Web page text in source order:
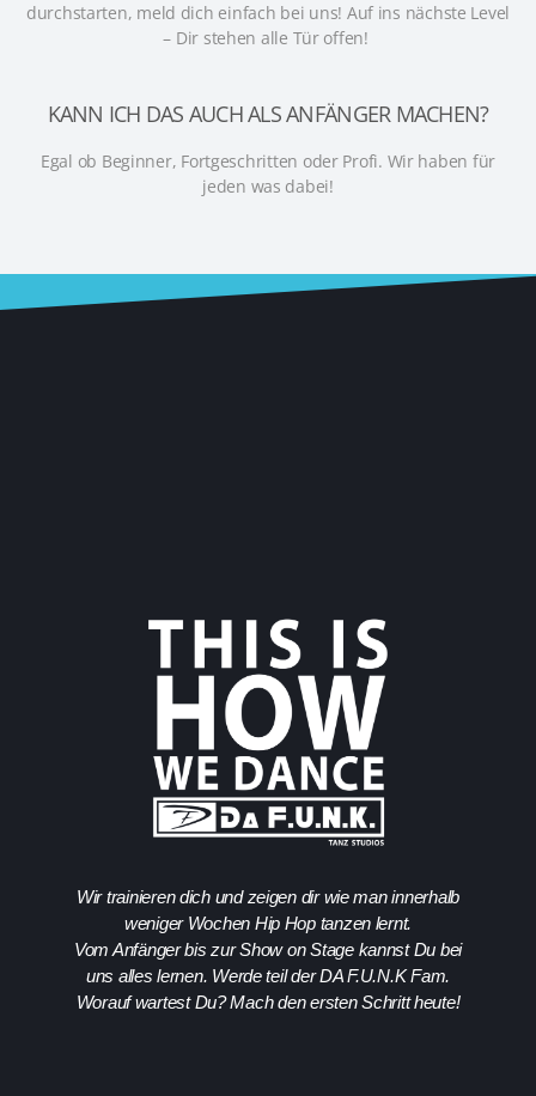
durchstarten, meld dich einfach bei uns! Auf ins nächste Level
– Dir stehen alle Tür offen!
KANN ICH DAS AUCH ALS ANFÄNGER MACHEN?
Egal ob Beginner, Fortgeschritten oder Profi. Wir haben für
jeden was dabei!
Wir trainieren dich und zeigen dir wie man innerhalb
weniger Wochen Hip Hop tanzen lernt.
Vom Anfänger bis zur Show on Stage kannst Du bei
uns alles lernen. Werde teil der DA F.U.N.K Fam.
Worauf wartest Du? Mach den ersten Schritt heute!